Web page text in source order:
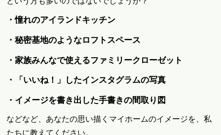
・憧れのアイランドキッチン
・秘密基地のようなロフトスペース
・家族みんなで使えるファミリークローゼット
・「いいね！」したインスタグラムの写真
・イメージを書き出した手書きの間取り図
などなど、あなたの思い描くマイホームのイメージを、私
たちに教えてください。